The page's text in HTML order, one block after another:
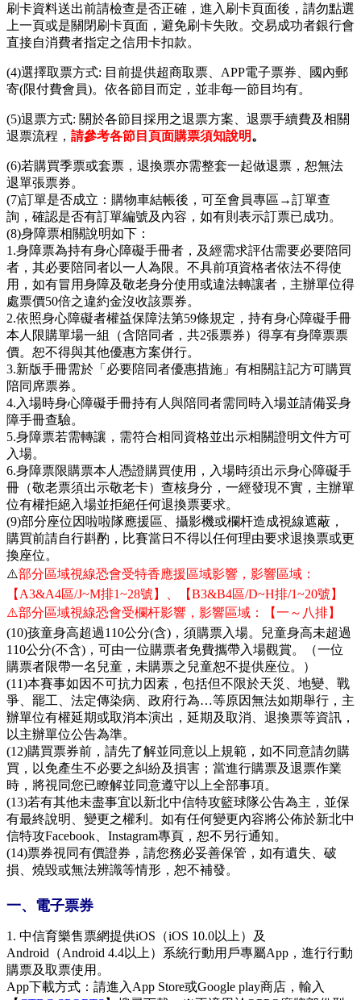
刷卡資料送出前請檢查是否正確，進入刷卡頁面後，請勿點選
上一頁或是關閉刷卡頁面，避免刷卡失敗。交易成功者銀行會
直接自消費者指定之信用卡扣款。
(4)選擇取票方式: 目前提供超商取票、APP電子票券、國內郵
寄(限付費會員)。依各節目而定，並非每一節目均有。
(5)退票方式: 關於各節目採用之退票方案、退票手續費及相關
退票流程， 請參考各節目頁面購票須知說明。
(6)若購買季票或套票，退換票亦需整套一起做退票，恕無法
退單張票券。
(7)訂單是否成立：購物車結帳後，可至會員專區→訂單查
詢，確認是否有訂單編號及內容，如有則表示訂票已成功。
(8)身障票相關說明如下：
1.身障票為持有身心障礙手冊者，及經需求評估需要必要陪同
者，其必要陪同者以一人為限。不具前項資格者依法不得使
用，如有冒用身障及敬老身分使用或違法轉讓者，主辦單位得
處票價50倍之違約金沒收該票券。
2.依照身心障礙者權益保障法第59條規定，持有身心障礙手冊
本人限購單場一組（含陪同者，共2張票券）得享有身障票票
價。恕不得與其他優惠方案併行。
3.新版手冊需於「必要陪同者優惠措施」有相關註記方可購買
陪同席票券。
4.入場時身心障礙手冊持有人與陪同者需同時入場並請備妥身
障手冊查驗。
5.身障票若需轉讓，需符合相同資格並出示相關證明文件方可
入場。
6.身障票限購票本人憑證購買使用，入場時須出示身心障礙手
冊（敬老票須出示敬老卡）查核身分，一經發現不實，主辦單
位有權拒絕入場並拒絕任何退換票要求。
(9)部分座位因啦啦隊應援區、攝影機或欄杆造成視線遮蔽，
購買前請自行斟酌，比賽當日不得以任何理由要求退換票或更
換座位。
⚠️部分區域視線恐會受特香應援區域影響，影響區域：
【A3&A4區/J~M排1~28號】、【B3&B4區/D~H排/1~20號】
⚠️部分區域視線恐會受欄杆影響，影響區域：【一～八排】
(10)孩童身高超過110公分(含)，須購票入場。兒童身高未超過
110公分(不含)，可由一位購票者免費攜帶入場觀賞。（一位
購票者限帶一名兒童，未購票之兒童恕不提供座位。）
(11)本賽事如因不可抗力因素，包括但不限於天災、地變、戰
爭、罷工、法定傳染病、政府行為…等原因無法如期舉行，主
辦單位有權延期或取消本演出，延期及取消、退換票等資訊，
以主辦單位公告為準。
(12)購買票券前，請先了解並同意以上規範，如不同意請勿購
買，以免產生不必要之糾紛及損害；當進行購票及退票作業
時，將視同您已瞭解並同意遵守以上全部事項。
(13)若有其他未盡事宜以新北中信特攻籃球隊公告為主，並保
有最終說明、變更之權利。如有任何變更內容將公佈於新北中
信特攻Facebook、Instagram專頁，恕不另行通知。
(14)票券視同有價證券，請您務必妥善保管，如有遺失、破
損、燒毀或無法辨識等情形，恕不補發。
一、電子票券
1. 中信育樂售票網提供iOS（iOS 10.0以上）及
Android（Android 4.4以上）系統行動用戶專屬App，進行行動
購票及取票使用。
App下載方式：請進入App Store或Google play商店，輸入